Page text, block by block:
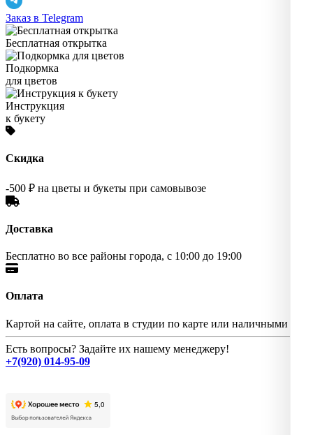
Заказ в Telegram
Бесплатная открытка
Подкормка
для цветов
Инструкция
к букету
Скидка
-500 ₽ на цветы и букеты при самовывозе
Доставка
Бесплатно во все районы города, с 10:00 до 19:00
Оплата
Картой на сайте, оплата в студии по карте или наличными
Есть вопросы? Задайте их нашему менеджеру!
+7(920) 014-95-09